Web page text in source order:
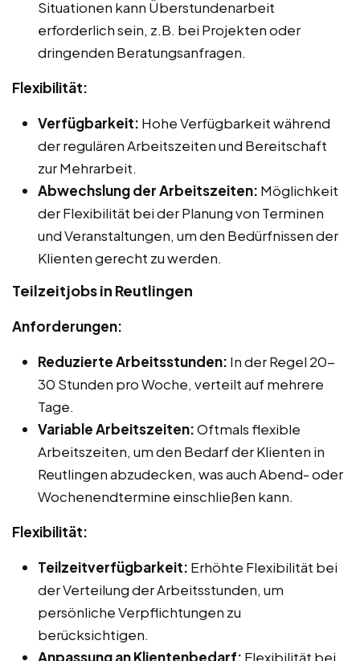
Situationen kann Überstundenarbeit
erforderlich sein, z.B. bei Projekten oder
dringenden Beratungsanfragen.
Flexibilität:
Verfügbarkeit: Hohe Verfügbarkeit während
der regulären Arbeitszeiten und Bereitschaft
zur Mehrarbeit.
Abwechslung der Arbeitszeiten: Möglichkeit
der Flexibilität bei der Planung von Terminen
und Veranstaltungen, um den Bedürfnissen der
Klienten gerecht zu werden.
Teilzeitjobs in Reutlingen
Anforderungen:
Reduzierte Arbeitsstunden: In der Regel 20-
30 Stunden pro Woche, verteilt auf mehrere
Tage.
Variable Arbeitszeiten:Oftmals flexible
Arbeitszeiten, um den Bedarf der Klienten in
Reutlingen abzudecken, was auch Abend- oder
Wochenendtermine einschließen kann.
Flexibilität:
Teilzeitverfügbarkeit: Erhöhte Flexibilität bei
der Verteilung der Arbeitsstunden, um
persönliche Verpflichtungen zu
berücksichtigen.
Anpassung an Klientenbedarf: Flexibilität bei